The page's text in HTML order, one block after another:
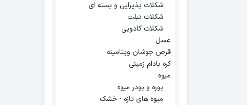
شکلات پذیرایی و بسته ای
شکلات تبلت
شکلات کادویی
عسل
قرص جوشان ویتامینه
کره بادام زمینی
میوه
پوره و پودر میوه
میوه های تازه - خشک